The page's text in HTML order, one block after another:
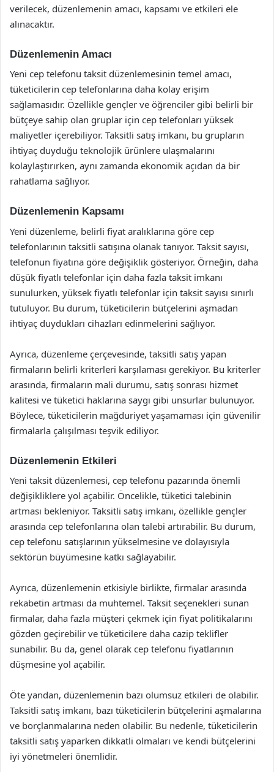
verilecek, düzenlemenin amacı, kapsamı ve etkileri ele
alınacaktır.
Düzenlemenin Amacı
Yeni cep telefonu taksit düzenlemesinin temel amacı,
tüketicilerin cep telefonlarına daha kolay erişim
sağlamasıdır. Özellikle gençler ve öğrenciler gibi belirli bir
bütçeye sahip olan gruplar için cep telefonları yüksek
maliyetler içerebiliyor. Taksitli satış imkanı, bu grupların
ihtiyaç duyduğu teknolojik ürünlere ulaşmalarını
kolaylaştırırken, aynı zamanda ekonomik açıdan da bir
rahatlama sağlıyor.
Düzenlemenin Kapsamı
Yeni düzenleme, belirli fiyat aralıklarına göre cep
telefonlarının taksitli satışına olanak tanıyor. Taksit sayısı,
telefonun fiyatına göre değişiklik gösteriyor. Örneğin, daha
düşük fiyatlı telefonlar için daha fazla taksit imkanı
sunulurken, yüksek fiyatlı telefonlar için taksit sayısı sınırlı
tutuluyor. Bu durum, tüketicilerin bütçelerini aşmadan
ihtiyaç duydukları cihazları edinmelerini sağlıyor.
Ayrıca, düzenleme çerçevesinde, taksitli satış yapan
firmaların belirli kriterleri karşılaması gerekiyor. Bu kriterler
arasında, firmaların mali durumu, satış sonrası hizmet
kalitesi ve tüketici haklarına saygı gibi unsurlar bulunuyor.
Böylece, tüketicilerin mağduriyet yaşamaması için güvenilir
firmalarla çalışılması teşvik ediliyor.
Düzenlemenin Etkileri
Yeni taksit düzenlemesi, cep telefonu pazarında önemli
değişikliklere yol açabilir. Öncelikle, tüketici talebinin
artması bekleniyor. Taksitli satış imkanı, özellikle gençler
arasında cep telefonlarına olan talebi artırabilir. Bu durum,
cep telefonu satışlarının yükselmesine ve dolayısıyla
sektörün büyümesine katkı sağlayabilir.
Ayrıca, düzenlemenin etkisiyle birlikte, firmalar arasında
rekabetin artması da muhtemel. Taksit seçenekleri sunan
firmalar, daha fazla müşteri çekmek için fiyat politikalarını
gözden geçirebilir ve tüketicilere daha cazip teklifler
sunabilir. Bu da, genel olarak cep telefonu fiyatlarının
düşmesine yol açabilir.
Öte yandan, düzenlemenin bazı olumsuz etkileri de olabilir.
Taksitli satış imkanı, bazı tüketicilerin bütçelerini aşmalarına
ve borçlanmalarına neden olabilir. Bu nedenle, tüketicilerin
taksitli satış yaparken dikkatli olmaları ve kendi bütçelerini
iyi yönetmeleri önemlidir.